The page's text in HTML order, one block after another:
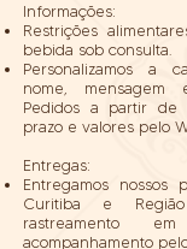
Informações:
Restrições
bebida sob consulta.
Personalizamos a
nome, mensagem
Pedidos a partir de
prazo e valores pelo
Entregas:
Entregamos nossos
Curitiba e
rastreamento
acompanhamento